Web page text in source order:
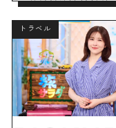
トラベル